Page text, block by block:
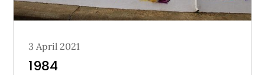
Posted
on
3 April 2021
1984